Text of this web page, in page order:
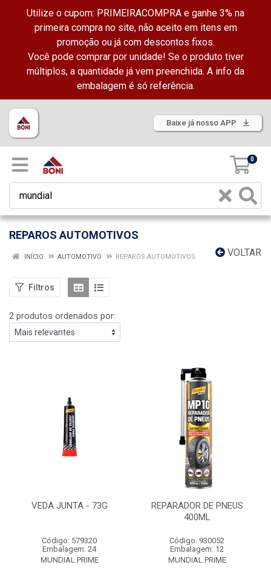
Utilize o cupom: PRIMEIRACOMPRA e ganhe 3% na
primeira compra no site, não aceito em itens em
promoção ou já com descontos fixos.
Você pode comprar por unidade! Se o produto tiver
múltiplos, a quantidade já vem preenchida. A info da
embalagem é só referência.
Baixe já nosso APP
0
REPAROS AUTOMOTIVOS
VOLTAR
INÍCIO AUTOMOTIVO REPAROS AUTOMOTIVOS
Filtros
2 produtos ordenados por:
VEDA JUNTA - 73G
Código: 579320
Embalagem: 24
MUNDIAL PRIME
REPARADOR DE PNEUS
400ML
Código: 930052
Embalagem: 12
MUNDIAL PRIME